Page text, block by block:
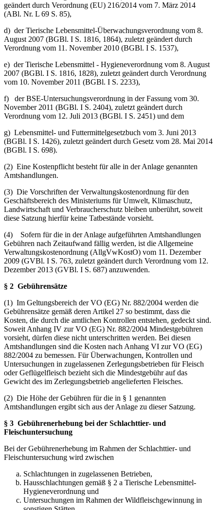
geändert durch Verordnung (EU) 216/2014 vom 7. März 2014
(ABl. Nr. L 69 S. 85),
d) der Tierische Lebensmittel-Überwachungsverordnung vom 8.
August 2007 (BGBl. I S. 1816, 1864), zuletzt geändert durch
Verordnung vom 11. November 2010 (BGBl. I S. 1537),
e) der Tierische Lebensmittel - Hygieneverordnung vom 8. August
2007 (BGBl. I S. 1816, 1828), zuletzt geändert durch Verordnung
vom 10. November 2011 (BGBl. I S. 2233),
f) der BSE-Untersuchungsverordnung in der Fassung vom 30.
November 2011 (BGBl. I S. 2404), zuletzt geändert durch
Verordnung vom 12. Juli 2013 (BGBl. I S. 2451) und dem
g) Lebensmittel- und Futtermittelgesetzbuch vom 3. Juni 2013
(BGBl. I S. 1426), zuletzt geändert durch Gesetz vom 28. Mai 2014
(BGBl. I S. 698).
(2) Eine Kostenpflicht besteht für alle in der Anlage genannten
Amtshandlungen.
(3) Die Vorschriften der Verwaltungskostenordnung für den
Geschäftsbereich des Ministeriums für Umwelt, Klimaschutz,
Landwirtschaft und Verbraucherschutz bleiben unberührt, soweit
diese Satzung hierfür keine Tatbestände vorsieht.
(4) Sofern für die in der Anlage aufgeführten Amtshandlungen
Gebühren nach Zeitaufwand fällig werden, ist die Allgemeine
Verwaltungskostenordnung (AllgVwKostO) vom 11. Dezember
2009 (GVBl. I S. 763, zuletzt geändert durch Verordnung vom 12.
Dezember 2013 (GVBl. I S. 687) anzuwenden.
§ 2 Gebührensätze
(1) Im Geltungsbereich der VO (EG) Nr. 882/2004 werden die
Gebührensätze gemäß deren Artikel 27 so bestimmt, dass die
Kosten, die durch die amtlichen Kontrollen entstehen, gedeckt sind.
Soweit Anhang IV zur VO (EG) Nr. 882/2004 Mindestgebühren
vorsieht, dürfen diese nicht unterschritten werden. Bei diesen
Amtshandlungen sind die Kosten nach Anhang VI zur VO (EG)
882/2004 zu bemessen. Für Überwachungen, Kontrollen und
Untersuchungen in zugelassenen Zerlegungsbetrieben für Fleisch
oder Geflügelfleisch bezieht sich die Mindestgebühr auf das
Gewicht des im Zerlegungsbetrieb angelieferten Fleisches.
(2) Die Höhe der Gebühren für die in § 1 genannten
Amtshandlungen ergibt sich aus der Anlage zu dieser Satzung.
§ 3 Gebührenerhebung bei der Schlachttier- und
Fleischuntersuchung
Bei der Gebührenerhebung im Rahmen der Schlachttier- und
Fleischuntersuchung wird zwischen
Schlachtungen in zugelassenen Betrieben,
Hausschlachtungen gemäß § 2 a Tierische Lebensmittel-
Hygieneverordnung und
Untersuchungen im Rahmen der Wildfleischgewinnung in